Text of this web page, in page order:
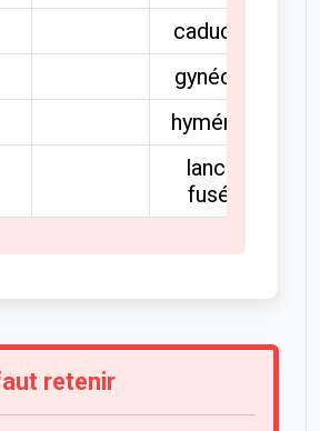
caducée
gynécée
hyménée
lance-
fusée
retenir